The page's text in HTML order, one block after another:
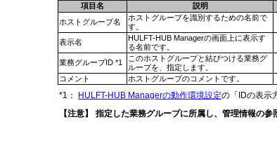
項目名 説明
ホストグループ名
ホストグループを識別するための名前で
す。
表示名
HULFT-HUB Managerの画面上に表示す
る名前です。
業務グループID *1
このホストグループと結びつける業務グ
ループを、指定します。
コメント
ホストグループのコメントです。
*1： HULFT-HUB Managerの動作環境設定の「IDの表示
【注意】
指定した業務グループに所属し、管理情報の